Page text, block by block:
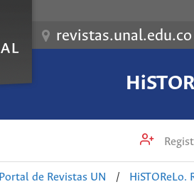
revistas.unal.edu.co
Portal de Revistas UN /